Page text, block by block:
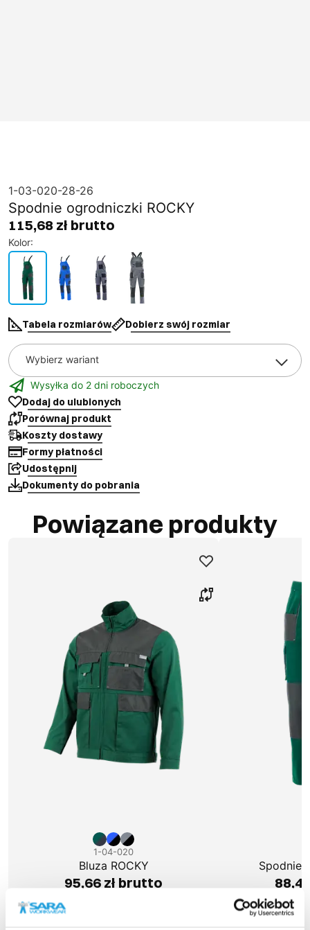
1-03-020-28-26
Spodnie ogrodniczki ROCKY
115,68 zł brutto
Kolor:
Tabela rozmiarów Dobierz swój rozmiar
Wybierz wariant
Wysyłka do 2 dni roboczych
Dodaj do ulubionych
Porównaj produkt
Koszty dostawy
Formy płatności
Udostępnij
Dokumenty do pobrania
Powiązane produkty
1-04-020
Bluza ROCKY
95,66 zł brutto
Spodnie